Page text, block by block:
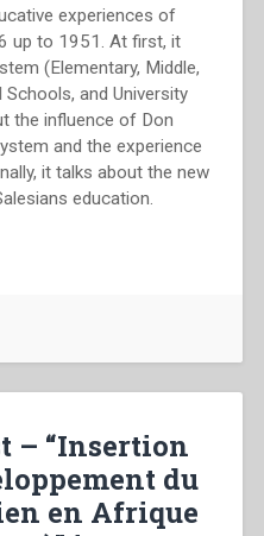
experiences of
up to 1951. At first, it
(Elementary, Middle,
and University
the influence of Don
and the experience
it talks about the new
education.
– “Insertion
du
en Afrique